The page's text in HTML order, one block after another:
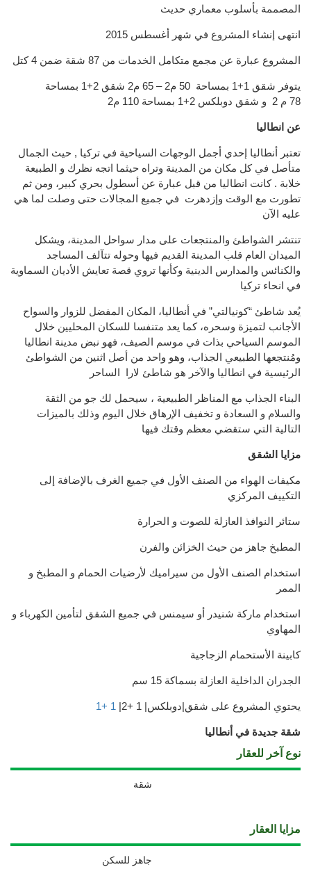
المصممة بأسلوب معماري حديث
انتهى إنشاء المشروع في شهر أغسطس 2015
المشروع عبارة عن مجمع متكامل الخدمات من 87 شقة ضمن 4 كتل
78 م 2 و شقق دوبلكس 2+1 بمساحة 110 م2
عن انطاليا
تعتبر أنطاليا إحدي أجمل الوجهات السياحية في تركيا , حيث الجمال
متأصل في كل مكان من المدينة وتراه حيثما اتجه نظرك و الطبيعة
خلابة . كانت انطاليا من قبل عبارة عن أسطول بحري كبير، ومن ثم
تطورت مع الوقت وإزدهرت في جميع المجالات حتى وصلت لما هي
عليه الآن
تنتشر الشواطئ والمنتجعات على مدار سواحل المدينة، ويشكل
الميدان العام قلب المدينة القديم فيها وحوله تتآلف المساجد
والكنائس والمدارس الدينية وكأنها تروي قصة تعايش الأديان السماوية
في انحاء تركيا
يُعد شاطئ “كونيالتي” في أنطاليا، المكان المفضل للزوار والسواح
الأجانب لتميزة وسحره، كما يعد متنفسا للسكان المحليين خلال
الموسم السياحي بذات في موسم الصيف، فهو نبض مدينة انطاليا
ومُنتجعها الطبيعي الجذاب، وهو واحد من أصل اثنين من الشواطئ
الرئيسية في انطاليا والآخر هو شاطئ لارا الساحر
البناء الجذاب مع المناظر الطبيعية ، سيحمل لك جو من الثقة
والسلام و السعادة و تخفيف الإرهاق خلال اليوم وذلك بالميزات
التالية التي ستقضي معظم وقتك فيها
مزايا الشقق
مكيفات الهواء من الصنف الأول في جميع الغرف بالإضافة إلى
التكييف المركزي
ستائر النوافذ العازلة للصوت و الحرارة
المطبخ جاهز من حيث الخزائن والفرن
استخدام الصنف الأول من سيراميك لأرضيات الحمام و المطبخ و
الممر
استخدام ماركة شنيدر أو سيمنس في جميع الشقق لتأمين الكهرباء و
المهاوي
كابينة الأستحمام الزجاجية
الجدران الداخلية العازلة بسماكة 15 سم
يحتوي المشروع على شقق|دوبلكس| 1 +2|
شقة جديدة في أنطاليا
نوع آخر للعقار
شقة
مزايا العقار
جاهز للسكن